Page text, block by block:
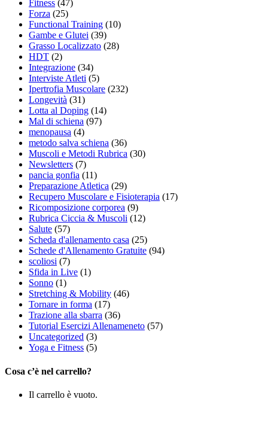
Fitness (47)
Forza (25)
Functional Training (10)
Gambe e Glutei (39)
Grasso Localizzato (28)
HDT (2)
Integrazione (34)
Interviste Atleti (5)
Ipertrofia Muscolare (232)
Longevità (31)
Lotta al Doping (14)
Mal di schiena (97)
menopausa (4)
metodo salva schiena (36)
Muscoli e Metodi Rubrica (30)
Newsletters (7)
pancia gonfia (11)
Preparazione Atletica (29)
Recupero Muscolare e Fisioterapia (17)
Ricomposizione corporea (9)
Rubrica Ciccia & Muscoli (12)
Salute (57)
Scheda d'allenamento casa (25)
Schede d'Allenamento Gratuite (94)
scoliosi (7)
Sfida in Live (1)
Sonno (1)
Stretching & Mobility (46)
Tornare in forma (17)
Trazione alla sbarra (36)
Tutorial Esercizi Allenameneto (57)
Uncategorized (3)
Yoga e Fitness (5)
Cosa c’è nel carrello?
Il carrello è vuoto.